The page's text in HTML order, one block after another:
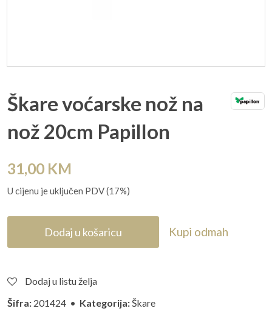
Škare voćarske nož na
nož 20cm Papillon
31,00 KM
U cijenu je uključen PDV (17%)
Dodaj u košaricu Kupi odmah
Dodaj u listu želja
Šifra: 201424 • Kategorija:Škare